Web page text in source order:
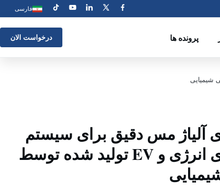
فارسی
پرونده ها درخواست الان
آلیاژ مس دقیق برای سیستم
های ذخیره سازی انرژی و EV تولید شده توسط